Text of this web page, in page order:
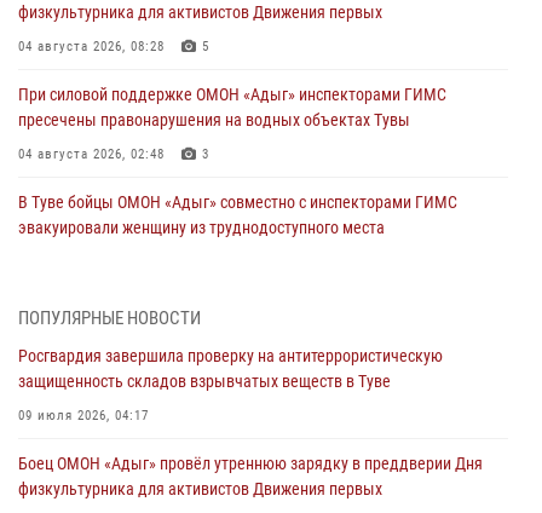
физкультурника для активистов Движения первых
04 августа 2026, 08:28 5
При силовой поддержке ОМОН «Адыг» инспекторами ГИМС
пресечены правонарушения на водных объектах Тувы
04 августа 2026, 02:48 3
В Туве бойцы ОМОН «Адыг» совместно с инспекторами ГИМС
эвакуировали женщину из труднодоступного места
Росгвардия проверила организацию отдыха детей в детских
31 июля 2026, 03:49
Сотрудники вневедомственной охраны приняли участие в акции
29 июля 2026, 09:41
ПОПУЛЯРНЫЕ НОВОСТИ
Росгвардия завершила проверку на антитеррористическую
защищенность складов взрывчатых веществ в Туве
09 июля 2026, 04:17
Боец ОМОН «Адыг» провёл утреннюю зарядку в преддверии Дня
физкультурника для активистов Движения первых